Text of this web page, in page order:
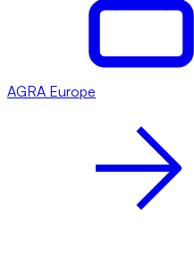
AGRA Europe